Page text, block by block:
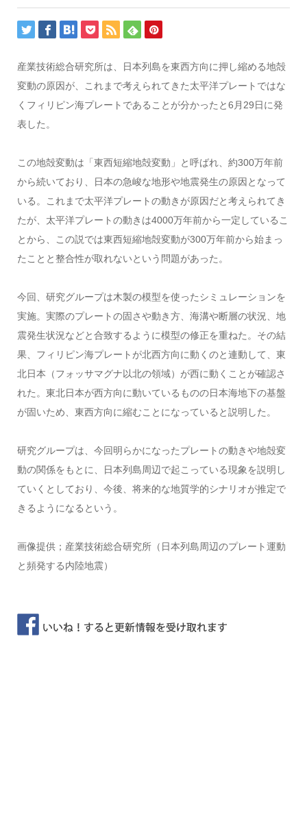
産業技術総合研究所は、日本列島を東西方向に押し縮める地殻
変動の原因が、これまで考えられてきた太平洋プレートではな
くフィリピン海プレートであることが分かったと6月29日に発
表した。
この地殻変動は「東西短縮地殻変動」と呼ばれ、約300万年前
から続いており、日本の急峻な地形や地震発生の原因となって
いる。これまで太平洋プレートの動きが原因だと考えられてき
たが、太平洋プレートの動きは4000万年前から一定しているこ
とから、この説では東西短縮地殻変動が300万年前から始まっ
たことと整合性が取れないという問題があった。
今回、研究グループは木製の模型を使ったシミュレーションを
実施。実際のプレートの固さや動き方、海溝や断層の状況、地
震発生状況などと合致するように模型の修正を重ねた。その結
果、フィリピン海プレートが北西方向に動くのと連動して、東
北日本（フォッサマグナ以北の領域）が西に動くことが確認さ
れた。東北日本が西方向に動いているものの日本海地下の基盤
が固いため、東西方向に縮むことになっていると説明した。
研究グループは、今回明らかになったプレートの動きや地殻変
動の関係をもとに、日本列島周辺で起こっている現象を説明し
ていくとしており、今後、将来的な地質学的シナリオが推定で
きるようになるという。
画像提供；産業技術総合研究所（日本列島周辺のプレート運動
と頻発する内陸地震）